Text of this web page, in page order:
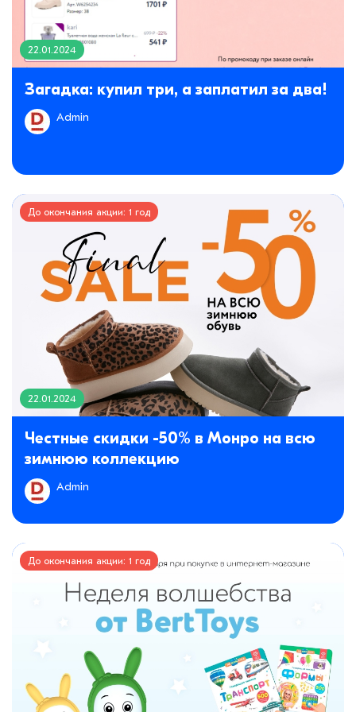
22.01.2024
Загадка: купил три, а заплатил за два!
Admin
До окончания акции: 1 год
22.01.2024
Честные скидки -50% в Монро на всю
зимнюю коллекцию
Admin
До окончания акции: 1 год